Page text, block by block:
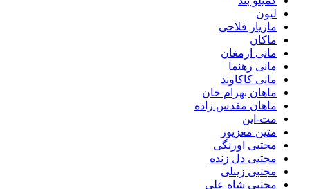
لیون
مازیار فلاحی
ماکان
مانی ارمغان
مانی رهنما
مانی کاکاوند
ماهان بهرام خان
ماهان مقدس زاده
مت-این
متین معزپور
مجتبی اورنگی
مجتبی دل زنده
مجتبی زینلی
مجتبی شاه علی